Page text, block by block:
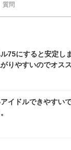
質問
75にすると安定し
りやすいのでオスス
イドルできやすい